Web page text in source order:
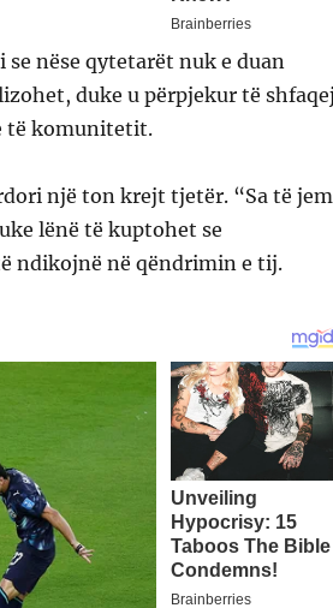
se nëse qytetarët nuk e duan
duke u përpjekur të
të komunitetit.
një ton krejt tjetër. “Sa të jem
lënë të kuptohet se
ndikojnë në qëndrimin e tij.